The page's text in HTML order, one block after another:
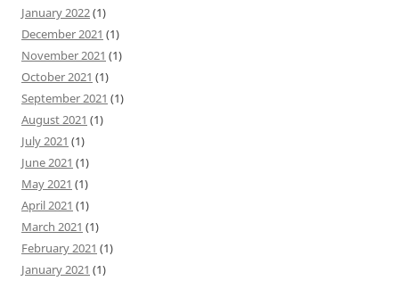
January 2022(1)
December 2021 (1)
November 2021 (1)
October 2021 (1)
September 2021 (1)
August 2021 (1)
July 2021 (1)
June 2021 (1)
May 2021 (1)
April 2021 (1)
March 2021 (1)
February 2021 (1)
January 2021 (1)